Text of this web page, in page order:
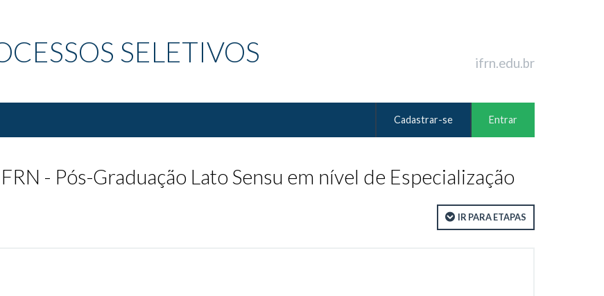
SELETIVOS ifrn.edu.br
Entrar
Cadastrar-se
- Pós-Graduação Lato Sensu em nível de Especialização
IR PARA ETAPAS